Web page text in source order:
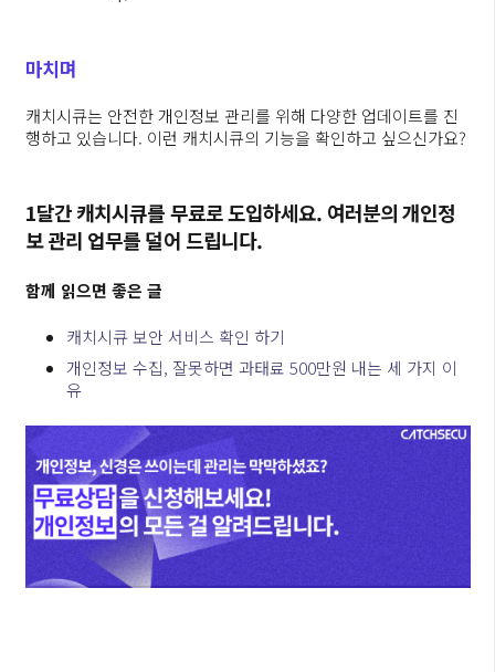
마치며
캐치시큐는 안전한 개인정보 관리를 위해 다양한 업데이트를 진
행하고 있습니다. 이런 캐치시큐의 기능을 확인하고 싶으신가요?
1달간 캐치시큐를 무료로 도입하세요. 여러분의 개인정
보 관리 업무를 덜어 드립니다.
함께 읽으면 좋은 글
캐치시큐 보안 서비스 확인 하기
개인정보 수집, 잘못하면 과태료 500만원 내는 세 가지 이
유